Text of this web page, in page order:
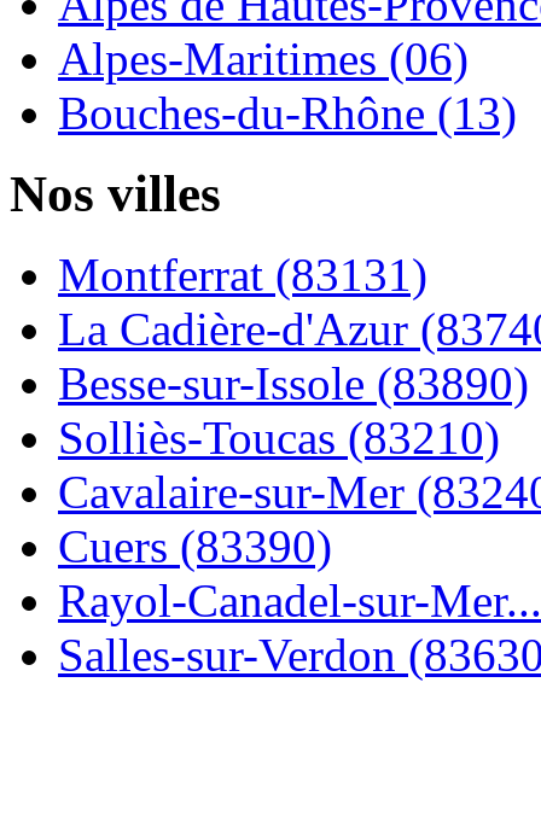
Alpes-Maritimes (06)
Bouches-du-Rhône (13)
Nos villes
Montferrat (83131)
La Cadière-d'Azur
Besse-sur-Issole (83890)
Solliès-Toucas (83210)
Cavalaire-sur-Mer
Cuers (83390)
Rayol-Canadel-sur-Mer...
Salles-sur-Verdon